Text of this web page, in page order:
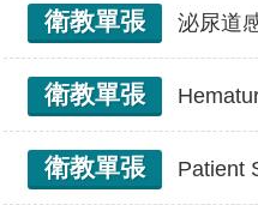
衛教單張 泌尿道感
衛教單張
衛教單張 Patient Safety-